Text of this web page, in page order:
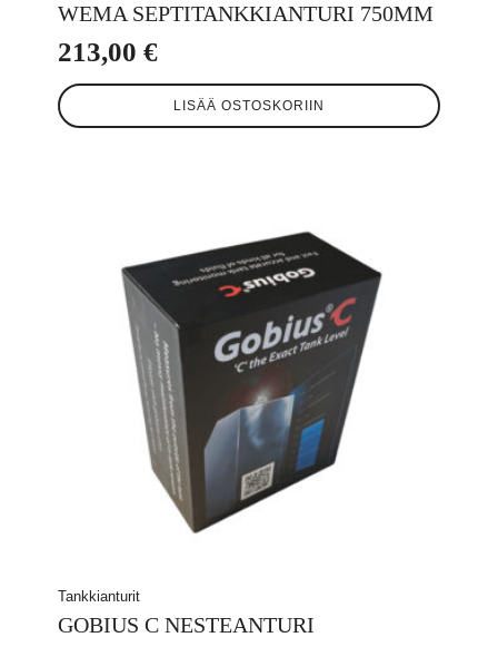
WEMA SEPTITANKKIANTURI 750MM
213,00 €
LISÄÄ OSTOSKORIIN
Tankkianturit
GOBIUS C NESTEANTURI